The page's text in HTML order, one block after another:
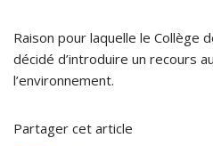
Raison pour laquelle le Collège
décidé d’introduire un recours
l’environnement.
Partager cet article